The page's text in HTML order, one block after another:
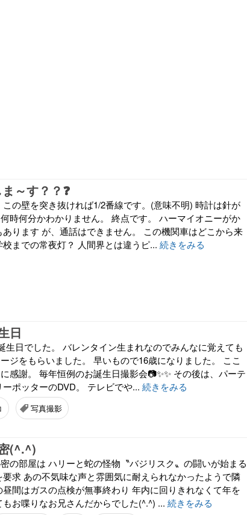
～す？？❓
の壁を突き抜ければ1/2番線です。(意味不明) 時計は針が
時何分かわかりません。 終点です。 ハーマイオニーがか
ります が、通話はできません。 この機関車はどこから来
までの常夜灯？ 人間界とは違うピ... 続きをみる
日
生日でした。 バレンタイン生まれなのでみんなに覚えても
ジをもらいました。 早いもので16歳になりました。 ここ
感謝。 毎年恒例のお誕生日撮影会📷✨✨ その後は、パーテ
ポッターのDVD。 テレビでや... 続きをみる
写真撮影
(^.^)
の部屋は ハリーと蛇の怪物〝バジリスク〟の闘いが始まる
求 あの不気味な声と雰囲気に耐えられなかったようで隣
間はガスの点検が無事終わり 年内に回りきれなくて年を
お喋りなお兄さんだからでした(^.^) ... 続きをみる